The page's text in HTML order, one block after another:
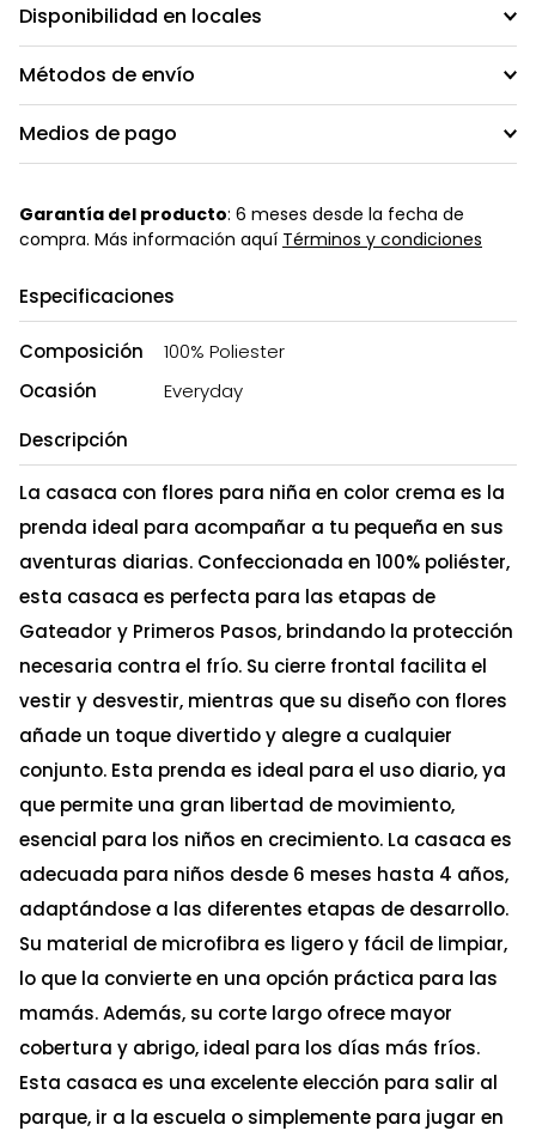
Disponibilidad en locales
Métodos de envío
Medios de pago
Garantía del producto: 6 meses desde la fecha de
compra. Más información aquí Términos y condiciones
Especificaciones
Composición
100% Poliester
Ocasión
Everyday
Descripción
La casaca con flores para niña en color crema es la
prenda ideal para acompañar a tu pequeña en sus
aventuras diarias. Confeccionada en 100% poliéster,
esta casaca es perfecta para las etapas de
Gateador y Primeros Pasos, brindando la protección
necesaria contra el frío. Su cierre frontal facilita el
vestir y desvestir, mientras que su diseño con flores
añade un toque divertido y alegre a cualquier
conjunto. Esta prenda es ideal para el uso diario, ya
que permite una gran libertad de movimiento,
esencial para los niños en crecimiento. La casaca es
adecuada para niños desde 6 meses hasta 4 años,
adaptándose a las diferentes etapas de desarrollo.
Su material de microfibra es ligero y fácil de limpiar,
lo que la convierte en una opción práctica para las
mamás. Además, su corte largo ofrece mayor
cobertura y abrigo, ideal para los días más fríos.
Esta casaca es una excelente elección para salir al
parque, ir a la escuela o simplemente para jugar en